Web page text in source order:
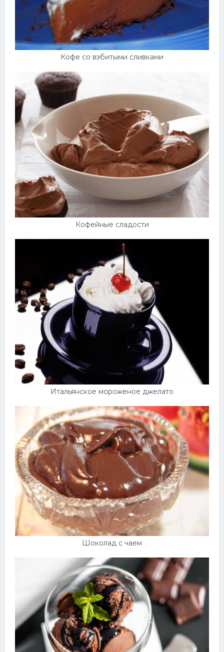
Кофе со взбитыми сливками
Кофейные сладости
Итальянское мороженое джелато
Шоколад с чаем